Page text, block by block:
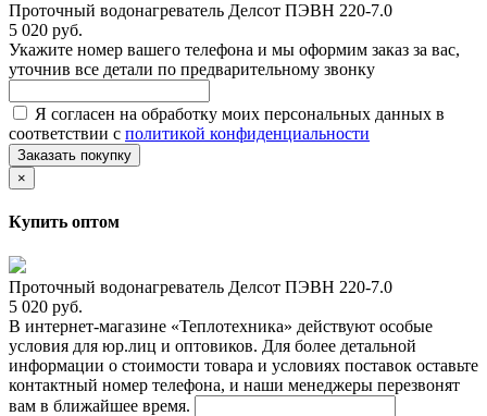
Проточный водонагреватель Делсот ПЭВН 220-7.0
5 020 руб.
Укажите номер вашего телефона и мы оформим заказ за вас,
уточнив все детали по предварительному звонку
Я согласен на обработку моих персональных данных в
соответствии с политикой конфиденциальности
Заказать покупку
×
Купить оптом
Проточный водонагреватель Делсот ПЭВН 220-7.0
5 020 руб.
В интернет-магазине «Теплотехника» действуют особые
условия для юр.лиц и оптовиков. Для более детальной
информации о стоимости товара и условиях поставок оставьте
контактный номер телефона, и наши менеджеры перезвонят
вам в ближайшее время.